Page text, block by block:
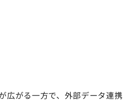
がる一方で、外部データ連